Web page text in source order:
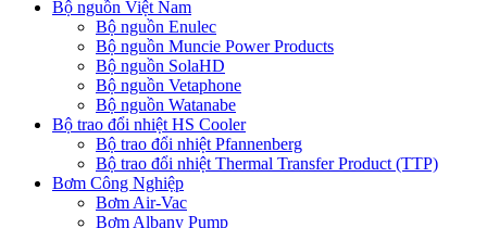
Bộ nguồn Việt Nam
Bộ nguồn Enulec
Bộ nguồn Muncie Power Products
Bộ nguồn SolaHD
Bộ nguồn Vetaphone
Bộ nguồn Watanabe
Bộ trao đổi nhiệt HS Cooler
Bộ trao đổi nhiệt Pfannenberg
Bộ trao đổi nhiệt Thermal Transfer Product (TTP)
Bơm Công Nghiệp
Bơm Air-Vac
Bơm Albany Pump